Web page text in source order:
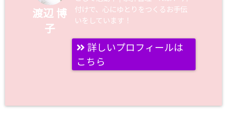
渡辺 博
子
付けで、心にゆとりをつくるお手伝
いをしています！
詳しいプロフィールは
こちら